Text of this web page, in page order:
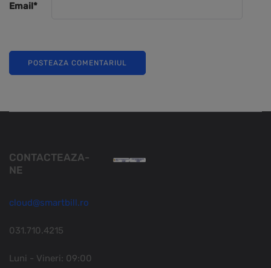
Email *
CONTACTEAZA-
NE
cloud@smartbill.ro
031.710.4215
Luni - Vineri: 09:00